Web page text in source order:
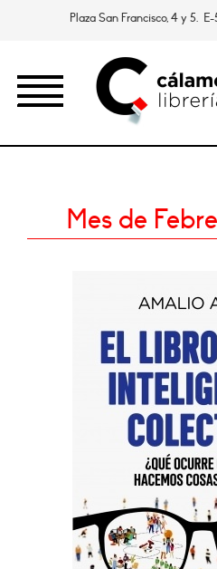
Plaza San Francisco, 4 y 5.
Mes de